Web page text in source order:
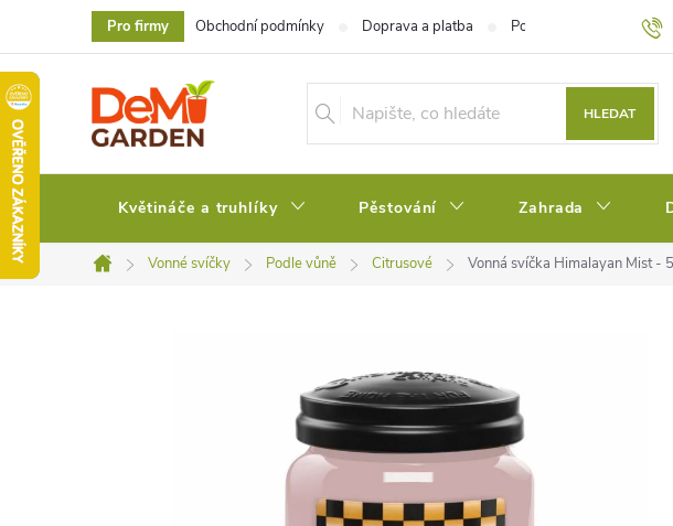
obsah
Pro firmy Obchodní podmínky Doprava a platba Podmínky ochrany
HLEDAT
Květináče a truhlíky Pěstování Zahrada
Domů
Vonné svíčky Podle vůně Citrusové Vonná svíčka Himalayan Mist -